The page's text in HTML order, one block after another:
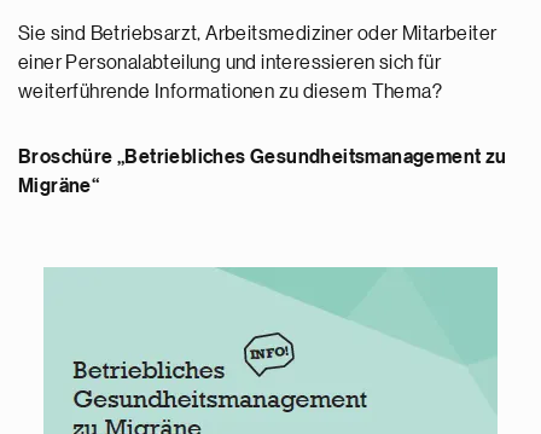
Sie sind Betriebsarzt, Arbeitsmediziner oder Mitarbeiter
einer Personalabteilung und interessieren sich für
weiterführende Informationen zu diesem Thema?
Broschüre „Betriebliches Gesundheitsmanagement zu
Migräne“